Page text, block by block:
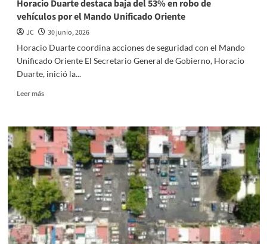
a
la
ciudadanía
nacimiento
en
Estados
Horacio Duarte destaca baja del 53% en robo de
vehículos por el Mando Unificado Oriente
JC
30 junio, 2026
Horacio Duarte coordina acciones de seguridad con el Mando
Unificado Oriente El Secretario General de Gobierno, Horacio
Duarte, inició la...
Leer másRead
Horacio
Duarte
destaca
baja
del
53%
en
robo
de
vehículos
por